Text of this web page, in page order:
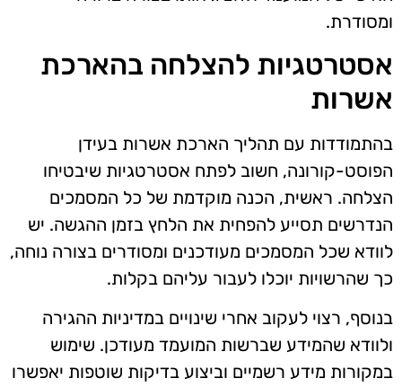
ומסודרת.
אסטרטגיות להצלחה בהארכת
אשרות
בהתמודדות עם תהליך הארכת אשרות בעידן
הפוסט-קורונה, חשוב לפתח אסטרטגיות שיבטיחו
הצלחה. ראשית, הכנה מוקדמת של כל המסמכים
הנדרשים תסייע להפחית את הלחץ בזמן ההגשה. יש
לוודא שכל המסמכים מעודכנים ומסודרים בצורה נוחה,
כך שהרשויות יוכלו לעבור עליהם בקלות.
בנוסף, רצוי לעקוב אחרי שינויים במדיניות ההגירה
ולוודא שהמידע שברשות המועמד מעודכן. שימוש
במקורות מידע רשמיים וביצוע בדיקות שוטפות יאפשרו